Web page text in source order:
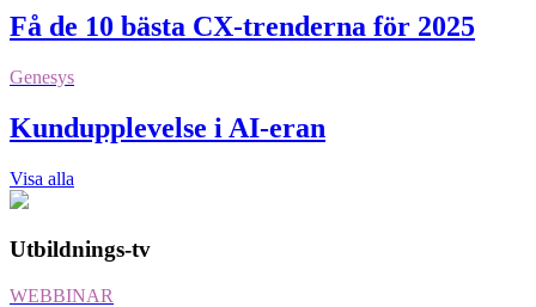
Få de 10 bästa CX-trenderna för 2025
Genesys
Kundupplevelse i AI-eran
Visa alla
Utbildnings-tv
WEBBINAR